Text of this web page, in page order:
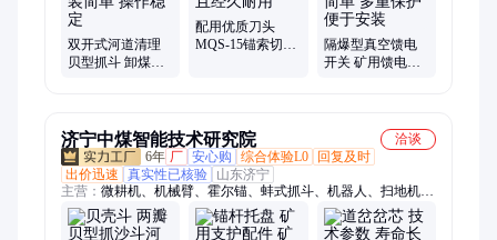
双开式河道清理
贝型抓斗 卸煤抓
配用优质刀头
MQS-15锚索切断
隔爆型真空馈电
开关 矿用馈电开
济宁中煤智能技术研究院
洽谈
6年 厂 安心购 综合体验L0
回复及时
出价迅速
真实性已核验
山东济宁
主营： 微耕机、机械臂、霍尔锚、蚌式抓斗、机器人、扫地机、
潜水泵、垃圾车、链锚机、底盘车、洗地机、播种机、扫地车、
机械手、喷灌机、保洁车、大豆种子、立式绞车、农用平移、署